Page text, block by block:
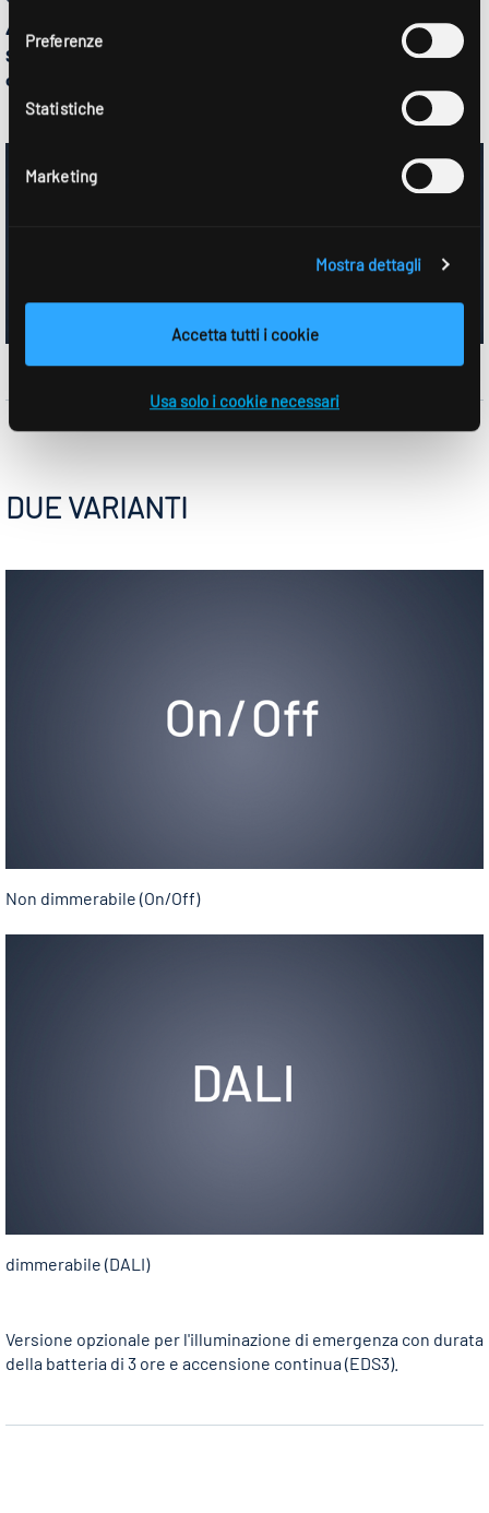
Preferenze
Statistiche
Marketing
Mostra dettagli
Accetta tutti i cookie
Usa solo i cookie necessari
4 distribuzioni luminose (Spot 25°, Medium 35°, Flood 55°,
Super Flood 80°) per ogni applicazione. Le versioni orientabili
completano la gamma.
DUE VARIANTI
Non dimmerabile (On/Off)
dimmerabile (DALI)
Versione opzionale per l'illuminazione di emergenza con durata
della batteria di 3 ore e accensione continua (EDS3).